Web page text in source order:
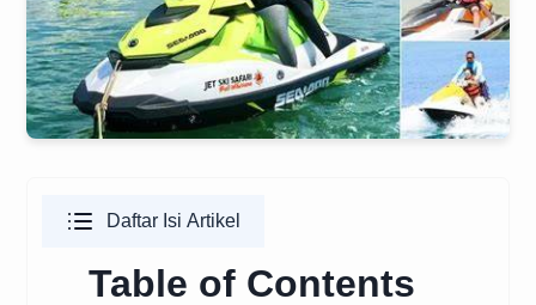
Daftar Isi Artikel
Table of Contents